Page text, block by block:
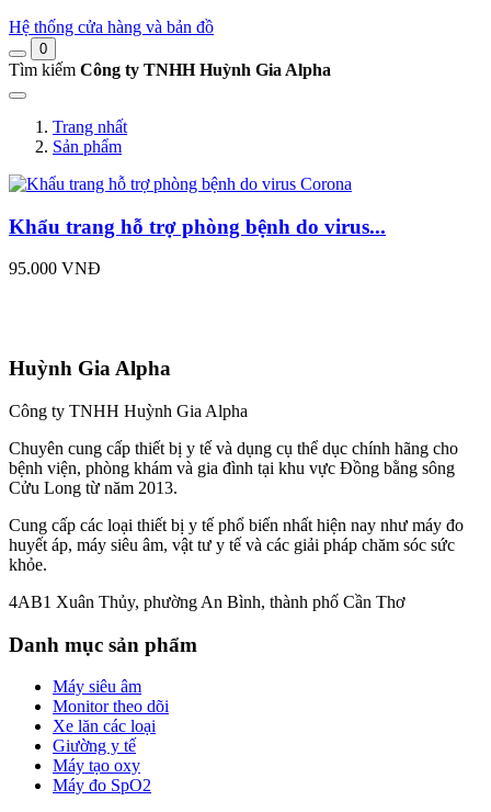
Hệ thống cửa hàng và bản đồ
0
Tìm kiếm Công ty TNHH Huỳnh Gia Alpha
Trang nhất
Sản phẩm
Khẩu trang hỗ trợ phòng bệnh do virus...
95.000 VNĐ
Huỳnh Gia Alpha
Công ty TNHH Huỳnh Gia Alpha
Chuyên cung cấp thiết bị y tế và dụng cụ thể dục chính hãng cho
bệnh viện, phòng khám và gia đình tại khu vực Đồng bằng sông
Cửu Long từ năm 2013.
Cung cấp các loại thiết bị y tế phổ biến nhất hiện nay như máy đo
huyết áp, máy siêu âm, vật tư y tế và các giải pháp chăm sóc sức
khỏe.
4AB1 Xuân Thủy, phường An Bình, thành phố Cần Thơ
Danh mục sản phẩm
Máy siêu âm
Monitor theo dõi
Xe lăn các loại
Giường y tế
Máy tạo oxy
Máy đo SpO2